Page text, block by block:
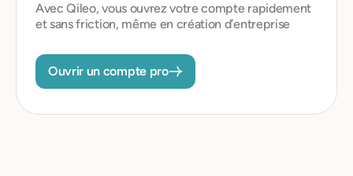
Avec Qileo, vous ouvrez votre compte rapidement
et sans friction, même en création d’entreprise
Ouvrir un compte pro